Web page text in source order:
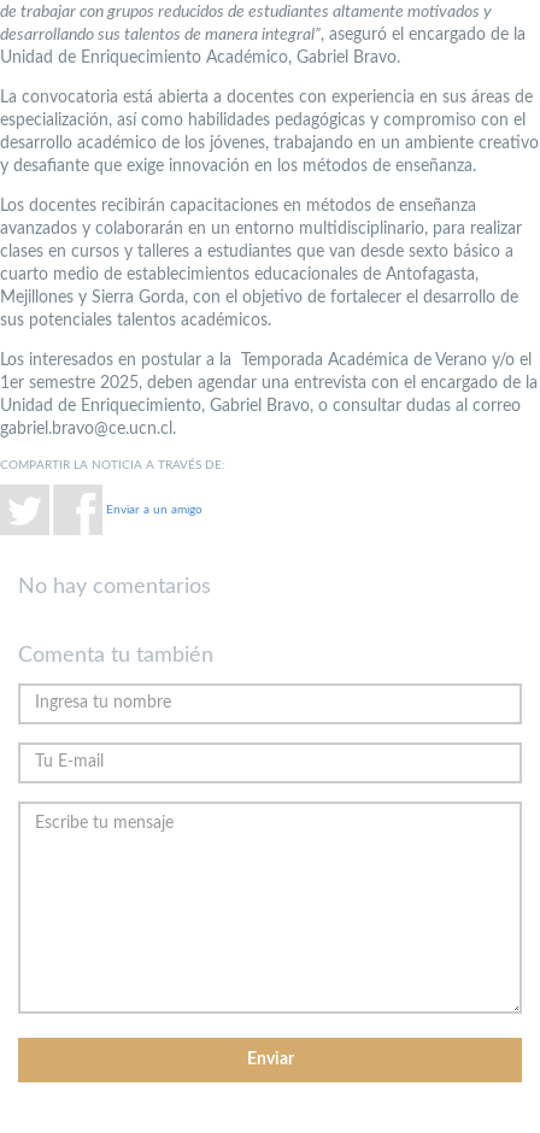
de trabajar con grupos reducidos de estudiantes altamente motivados y
desarrollando sus talentos de manera integral”, aseguró el encargado de la
Unidad de Enriquecimiento Académico, Gabriel Bravo.
La convocatoria está abierta a docentes con experiencia en sus áreas de
especialización, así como habilidades pedagógicas y compromiso con el
desarrollo académico de los jóvenes, trabajando en un ambiente creativo
y desafiante que exige innovación en los métodos de enseñanza.
Los docentes recibirán capacitaciones en métodos de enseñanza
avanzados y colaborarán en un entorno multidisciplinario, para realizar
clases en cursos y talleres a estudiantes que van desde sexto básico a
cuarto medio de establecimientos educacionales de Antofagasta,
Mejillones y Sierra Gorda, con el objetivo de fortalecer el desarrollo de
sus potenciales talentos académicos.
Los interesados en postular a la Temporada Académica de Verano y/o el
1er semestre 2025, deben agendar una entrevista con el encargado de la
Unidad de Enriquecimiento, Gabriel Bravo, o consultar dudas al correo
gabriel.bravo@ce.ucn.cl.
COMPARTIR LA NOTICIA A TRAVÉS DE:
Enviar a un amigo
No hay comentarios
Comenta tu también